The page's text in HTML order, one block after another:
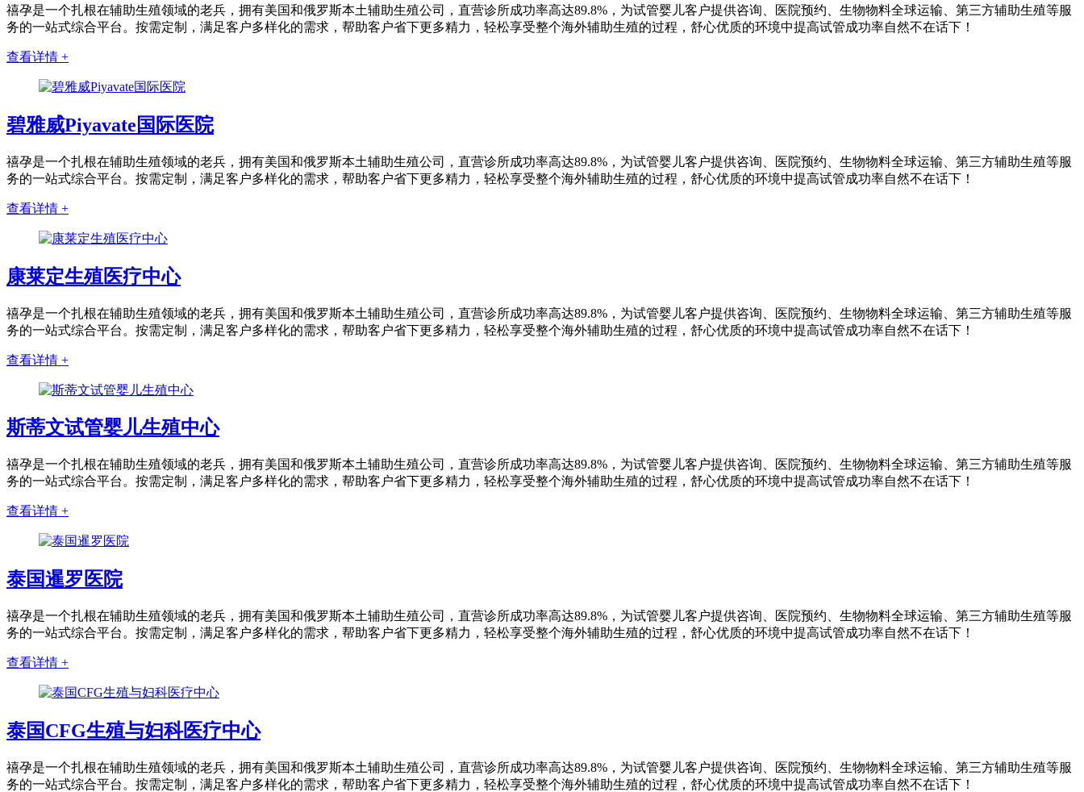
禧孕是一个扎根在辅助生殖领域的老兵，拥有美国和俄罗斯本土辅助生殖公司，直营诊所成功率高达89.8%，为试管婴儿客户提供咨询、医院预约、生物物料全球运输、第三方辅助生殖等服
务的一站式综合平台。按需定制，满足客户多样化的需求，帮助客户省下更多精力，轻松享受整个海外辅助生殖的过程，舒心优质的环境中提高试管成功率自然不在话下！
查看详情 +
碧雅威Piyavate国际医院
禧孕是一个扎根在辅助生殖领域的老兵，拥有美国和俄罗斯本土辅助生殖公司，直营诊所成功率高达89.8%，为试管婴儿客户提供咨询、医院预约、生物物料全球运输、第三方辅助生殖等服
务的一站式综合平台。按需定制，满足客户多样化的需求，帮助客户省下更多精力，轻松享受整个海外辅助生殖的过程，舒心优质的环境中提高试管成功率自然不在话下！
查看详情 +
康莱定生殖医疗中心
禧孕是一个扎根在辅助生殖领域的老兵，拥有美国和俄罗斯本土辅助生殖公司，直营诊所成功率高达89.8%，为试管婴儿客户提供咨询、医院预约、生物物料全球运输、第三方辅助生殖等服
务的一站式综合平台。按需定制，满足客户多样化的需求，帮助客户省下更多精力，轻松享受整个海外辅助生殖的过程，舒心优质的环境中提高试管成功率自然不在话下！
查看详情 +
斯蒂文试管婴儿生殖中心
禧孕是一个扎根在辅助生殖领域的老兵，拥有美国和俄罗斯本土辅助生殖公司，直营诊所成功率高达89.8%，为试管婴儿客户提供咨询、医院预约、生物物料全球运输、第三方辅助生殖等服
务的一站式综合平台。按需定制，满足客户多样化的需求，帮助客户省下更多精力，轻松享受整个海外辅助生殖的过程，舒心优质的环境中提高试管成功率自然不在话下！
查看详情 +
泰国暹罗医院
禧孕是一个扎根在辅助生殖领域的老兵，拥有美国和俄罗斯本土辅助生殖公司，直营诊所成功率高达89.8%，为试管婴儿客户提供咨询、医院预约、生物物料全球运输、第三方辅助生殖等服
务的一站式综合平台。按需定制，满足客户多样化的需求，帮助客户省下更多精力，轻松享受整个海外辅助生殖的过程，舒心优质的环境中提高试管成功率自然不在话下！
查看详情 +
泰国CFG生殖与妇科医疗中心
禧孕是一个扎根在辅助生殖领域的老兵，拥有美国和俄罗斯本土辅助生殖公司，直营诊所成功率高达89.8%，为试管婴儿客户提供咨询、医院预约、生物物料全球运输、第三方辅助生殖等服
务的一站式综合平台。按需定制，满足客户多样化的需求，帮助客户省下更多精力，轻松享受整个海外辅助生殖的过程，舒心优质的环境中提高试管成功率自然不在话下！